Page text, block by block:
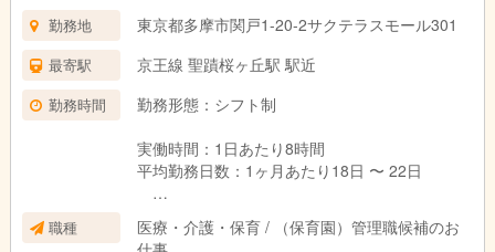
※給与には資格手当及び固定残業代を含みます。
・資格手当 ：17,000円
・固定残業代：48,240円～（20時間分）を含む
※超過分は別途支給
※固定残業時間を超えた場合は別途支給します。
※保育士経験3年以上ある方の基準額です。3年未
満の方は個別に提示いたします。
勤務地 東京都多摩市関戸1-20-2サクテラスモール301
最寄駅 京王線 聖蹟桜ヶ丘駅 駅近
勤務時間
勤務形態：シフト制
実働時間：1日あたり8時間
平均勤務日数：1ヶ月あたり18日 〜 22日
月～土
7:00～20:00の間で実働8時間のシフト制
職種
医療・介護・保育 / （保育園）管理職候補のお